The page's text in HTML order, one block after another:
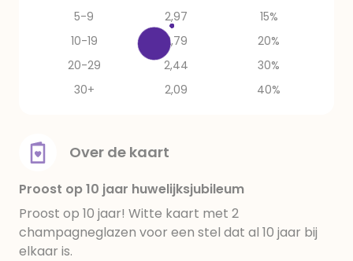
5-9
2,97
15%
10-19
2,79
20%
20-29
2,44
30%
30+
2,09 40%
Over de kaart
Proost op 10 jaar huwelijksjubileum
Proost op 10 jaar! Witte kaart met 2
champagneglazen voor een stel dat al 10 jaar bij
elkaar is.